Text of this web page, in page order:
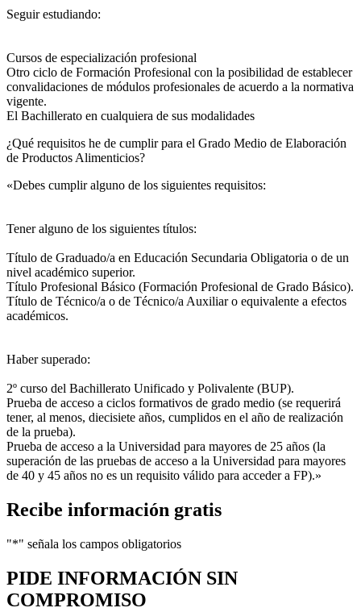
Seguir estudiando:
Cursos de especialización profesional
Otro ciclo de Formación Profesional con la posibilidad de establecer
convalidaciones de módulos profesionales de acuerdo a la normativa
vigente.
El Bachillerato en cualquiera de sus modalidades
¿Qué requisitos he de cumplir para el Grado Medio de Elaboración
de Productos Alimenticios?
«Debes cumplir alguno de los siguientes requisitos:
Tener alguno de los siguientes títulos:
Título de Graduado/a en Educación Secundaria Obligatoria o de un
nivel académico superior.
Título Profesional Básico (Formación Profesional de Grado Básico).
Título de Técnico/a o de Técnico/a Auxiliar o equivalente a efectos
académicos.
Haber superado:
2º curso del Bachillerato Unificado y Polivalente (BUP).
Prueba de acceso a ciclos formativos de grado medio (se requerirá
tener, al menos, diecisiete años, cumplidos en el año de realización
de la prueba).
Prueba de acceso a la Universidad para mayores de 25 años (la
superación de las pruebas de acceso a la Universidad para mayores
de 40 y 45 años no es un requisito válido para acceder a FP).»
Recibe información gratis
"*" señala los campos obligatorios
PIDE INFORMACIÓN SIN
COMPROMISO